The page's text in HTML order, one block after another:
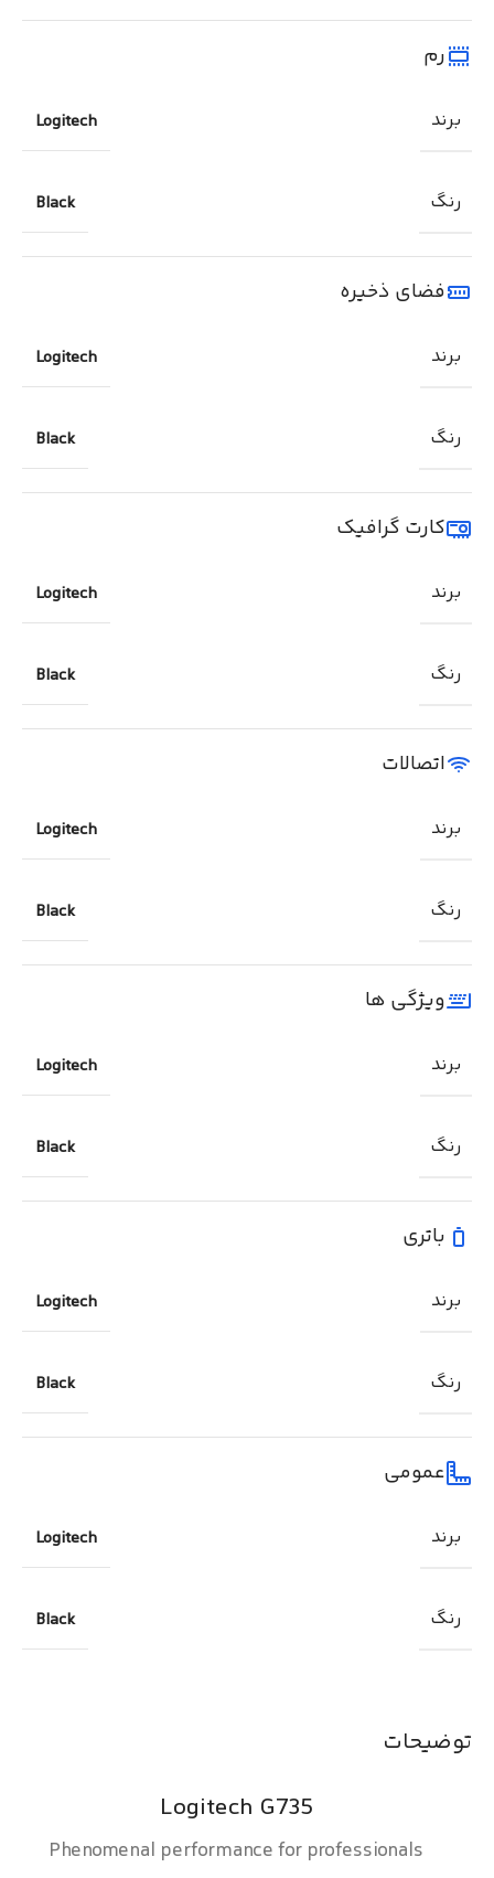
توضیحات
Logitech G735
Phenomenal performance for professionals
رم
برند Logitech
رنگ Black
فضای ذخیره
برند Logitech
رنگ Black
کارت گرافیک
برند Logitech
رنگ Black
اتصالات
برند Logitech
رنگ Black
ویژگی ها
برند Logitech
رنگ Black
باتری
برند Logitech
رنگ Black
عمومی
برند Logitech
رنگ Black